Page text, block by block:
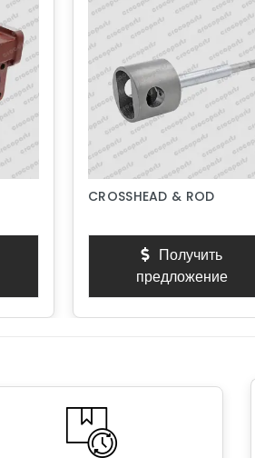
CROSSHEAD & ROD
Получить
предложение